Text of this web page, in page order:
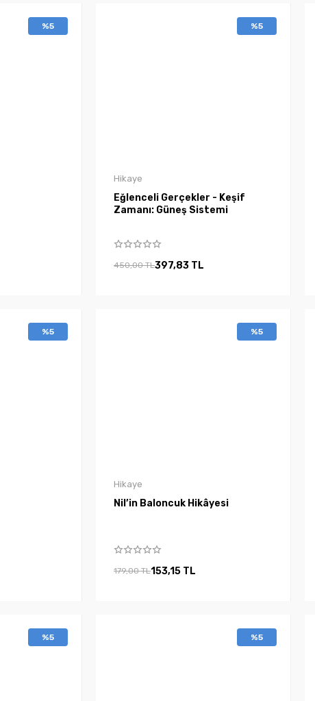
%5 %5
Hikaye
Eğlenceli Gerçekler - Keşif
Zamanı: Güneş Sistemi
450,00 TL397,83 TL
%5 %5
Hikaye
Nil’in Baloncuk Hikâyesi
179,00 TL153,15 TL
%5 %5